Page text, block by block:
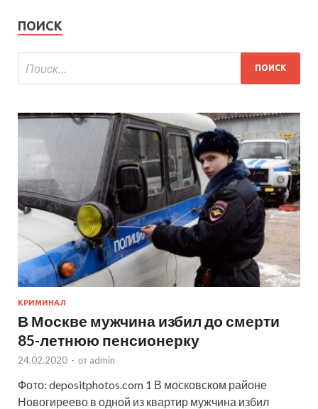
ПОИСК
КРИМИНАЛ
В Москве мужчина избил до смерти
85-летнюю пенсионерку
24.02.2020 - от admin
Фото: depositphotos.com 1 В московском районе
Новогиреево в одной из квартир мужчина избил